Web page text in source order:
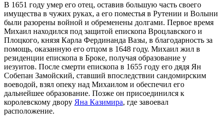
В 1651 году умер его отец, оставив большую часть своего
имущества в чужих руках, а его поместья в Рутении и Волыни
были разорены войной и обременены долгами. Первое время
Михаил находился под защитой епископа Вроцлавского и
Плоцкого, князя Карла Фердинанда Вазы, в благодарность за
помощь, оказанную его отцом в 1648 году. Михаил жил в
резиденции епископа в Броке, получая образование у
иезуитов. После смерти епископа в 1655 году его дядя Ян
Собепан Замойский, ставший впоследствии сандомирским
воеводой, взял опеку над Михаилом и обеспечил его
дальнейшее образование. Позже он присоединился к
королевскому двору Яна Казимира, где завоевал
расположение.